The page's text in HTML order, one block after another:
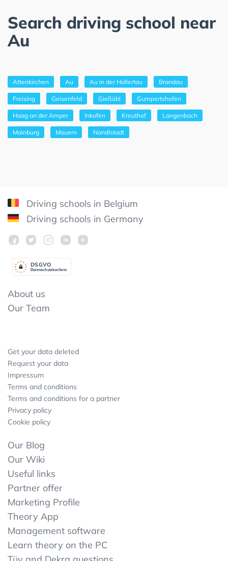
Search driving school near
Au
Attenkirchen Au Au in der Hallertau Brandau
Freising Geisenfeld Gießübl Gumpertshofen
Haag an der Amper Inkofen Kreuthof Langenbach
Mainburg Mauern Nandlstadt
Driving schools in Belgium
Driving schools in Germany
Datenschutzkonform
DSGVO
About us
Our Team
Get your data deleted
Request your data
Impressum
Terms and conditions
Terms and conditions for a partner
Privacy policy
Cookie policy
Our Blog
Our Wiki
Useful links
Partner offer
Marketing Profile
Theory App
Management software
Learn theory on the PC